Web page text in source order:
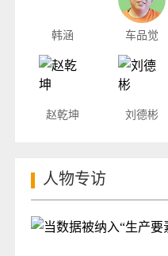
韩涵 车品觉
赵乾坤 刘德彬
人物专访